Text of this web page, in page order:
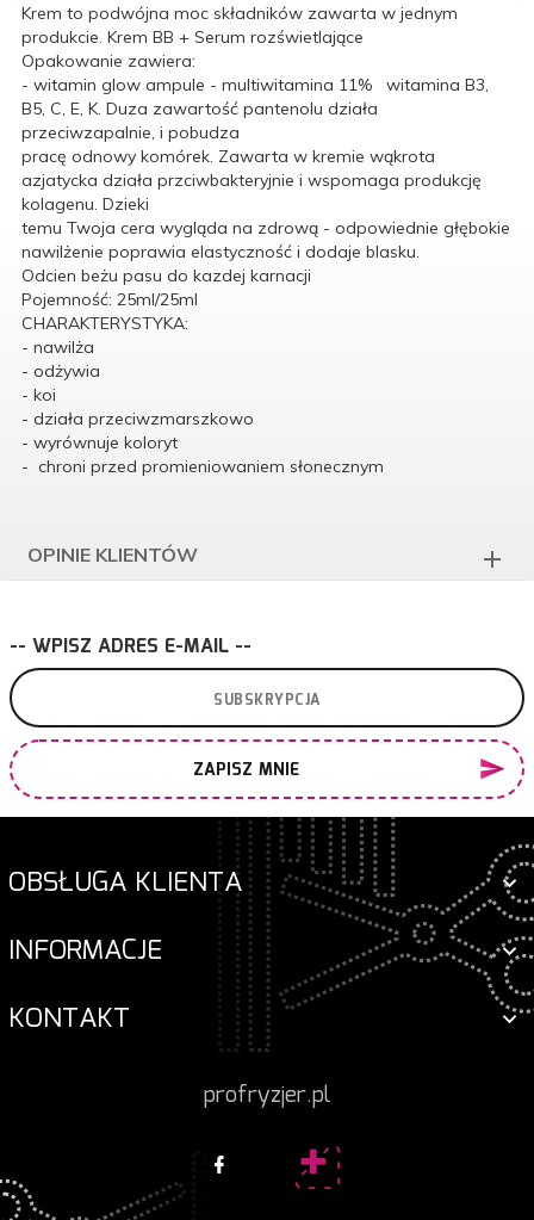
Krem to podwójna moc składników zawarta w jednym
produkcie. Krem BB + Serum rozświetlające
Opakowanie zawiera:
- witamin glow ampule - multiwitamina 11% witamina B3,
B5, C, E, K. Duza zawartość pantenolu działa
przeciwzapalnie, i pobudza
pracę odnowy komórek. Zawarta w kremie wąkrota
azjatycka działa przciwbakteryjnie i wspomaga produkcję
kolagenu. Dzieki
temu Twoja cera wygląda na zdrową - odpowiednie głębokie
nawilżenie poprawia elastyczność i dodaje blasku.
Odcien beżu pasu do kazdej karnacji
Pojemność: 25ml/25ml
CHARAKTERYSTYKA:
- nawilża
- odżywia
- koi
- działa przeciwzmarszkowo
- wyrównuje koloryt
- chroni przed promieniowaniem słonecznym
OPINIE KLIENTÓW
-- WPISZ ADRES E-MAIL --
ZAPISZ MNIE
OBSŁUGA KLIENTA
INFORMACJE
KONTAKT
profryzjer.pl